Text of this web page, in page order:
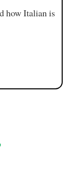
how Italian is